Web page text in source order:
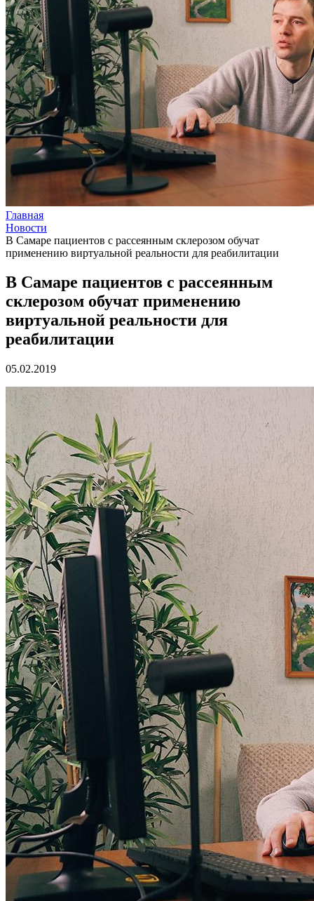
Главная
Новости
В Самаре пациентов с рассеянным склерозом обучат
применению виртуальной реальности для реабилитации
В Самаре пациентов с рассеянным
склерозом обучат применению
виртуальной реальности для
реабилитации
05.02.2019